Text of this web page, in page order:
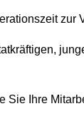
zur
Sie Ihre